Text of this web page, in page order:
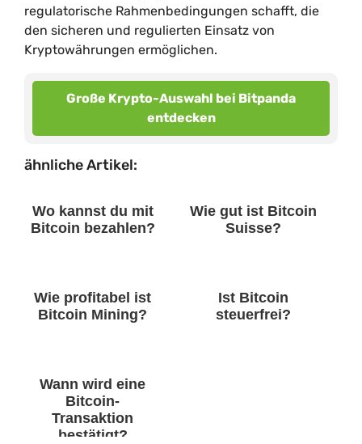
regulatorische Rahmenbedingungen schafft, die
den sicheren und regulierten Einsatz von
Kryptowährungen ermöglichen.
Große Krypto-Auswahl bei Bitpanda
entdecken
ähnliche Artikel:
Wo kannst du mit
Bitcoin bezahlen?
Wie gut ist Bitcoin
Suisse?
Wie profitabel ist
Bitcoin Mining?
Ist Bitcoin
steuerfrei?
Wann wird eine
Bitcoin-
Transaktion
bestätigt?